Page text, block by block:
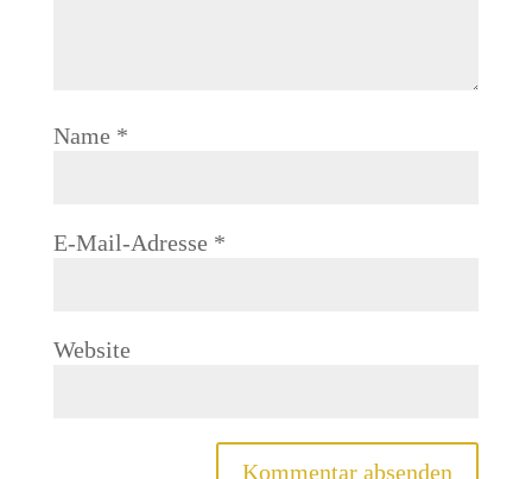
Name *
E-Mail-Adresse *
Website